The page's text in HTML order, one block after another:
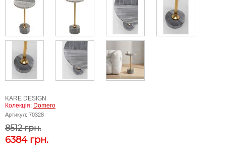
KARE DESIGN
Колекція: Domero
Артикул: 70328
8512 грн.
6384 грн.